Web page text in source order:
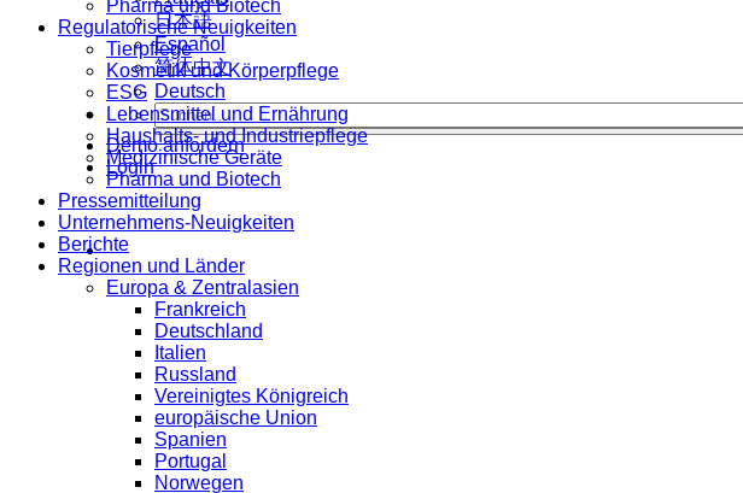
日本語
Español
简体中文
Deutsch
Demo anfordern
Login
Pharma und Biotech
Regulatorische Neuigkeiten
Tierpflege
Kosmetik und Körperpflege
ESG
Lebensmittel und Ernährung
Haushalts- und Industriepflege
Medizinische Geräte
Pharma und Biotech
Pressemitteilung
Unternehmens-Neuigkeiten
Berichte
Regionen und Länder
Europa & Zentralasien
Frankreich
Deutschland
Italien
Russland
Vereinigtes Königreich
europäische Union
Spanien
Portugal
Norwegen